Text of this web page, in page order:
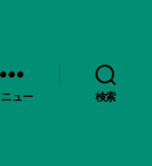
ニュー 検索